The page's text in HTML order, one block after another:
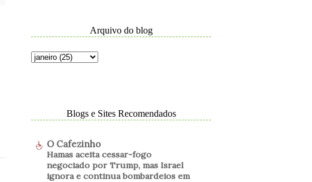
Arquivo do blog
Blogs e Sites Recomendados
O Cafezinho
Hamas aceita cessar-fogo
negociado por Trump, mas Israel
ignora e continua bombardeios em